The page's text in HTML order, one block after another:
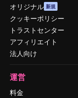
オリジナル 新規
クッキーポリシー
トラストセンター
アフィリエイト
法人向け
運営
料金